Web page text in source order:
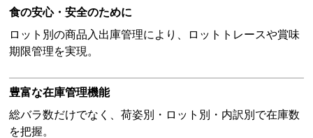
食の安心・安全のために
ロット別の商品入出庫管理により、ロットトレースや賞味
期限管理を実現。
豊富な在庫管理機能
総バラ数だけでなく、荷姿別・ロット別・内訳別で在庫数
を把握。